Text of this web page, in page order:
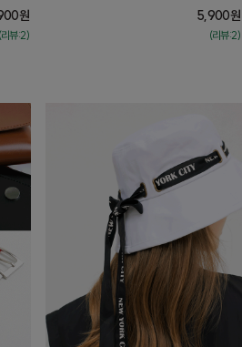
원
(리뷰:2)
5,900원
(리뷰:2)